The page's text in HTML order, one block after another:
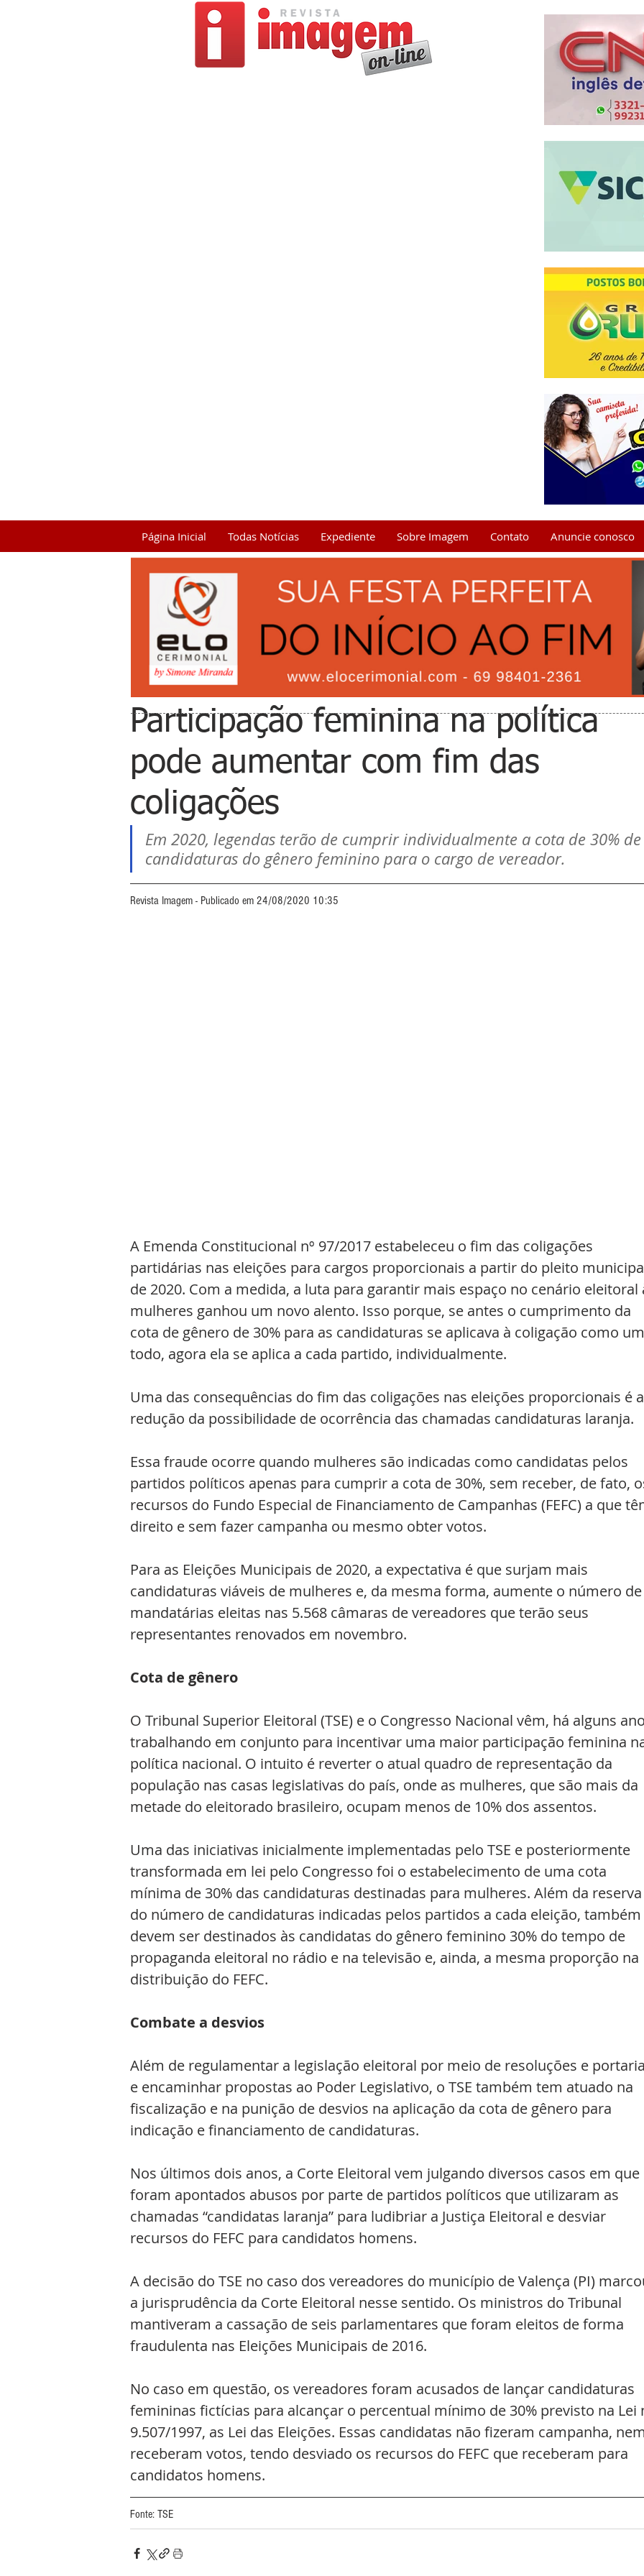
Página Inicial Todas Notícias Expediente Sobre Imagem Contato Anuncie conosco
Participação feminina na política
pode aumentar com fim das
coligações
Em 2020, legendas terão de cumprir individualmente a cota de 30%
candidaturas do gênero feminino para o cargo de vereador.
Revista Imagem - Publicado em 24/08/2020 10:35
A Emenda Constitucional nº 97/2017 estabeleceu o fim das coligações
partidárias nas eleições para cargos proporcionais a partir do pleito
de 2020. Com a medida, a luta para garantir mais espaço no cenário
mulheres ganhou um novo alento. Isso porque, se antes o cumprimento da
cota de gênero de 30% para as candidaturas se aplicava à coligação como
todo, agora ela se aplica a cada partido, individualmente.
Uma das consequências do fim das coligações nas eleições proporcionais é
redução da possibilidade de ocorrência das chamadas candidaturas laranja.
Essa fraude ocorre quando mulheres são indicadas como candidatas pelos
partidos políticos apenas para cumprir a cota de 30%, sem receber, de fato,
recursos do Fundo Especial de Financiamento de Campanhas (FEFC) a que
direito e sem fazer campanha ou mesmo obter votos.
Para as Eleições Municipais de 2020, a expectativa é que surjam mais
candidaturas viáveis de mulheres e, da mesma forma, aumente o número
mandatárias eleitas nas 5.568 câmaras de vereadores que terão seus
representantes renovados em novembro.
Cota de gênero
O Tribunal Superior Eleitoral (TSE) e o Congresso Nacional vêm, há alguns
trabalhando em conjunto para incentivar uma maior participação feminina
política nacional. O intuito é reverter o atual quadro de representação da
população nas casas legislativas do país, onde as mulheres, que são mais da
metade do eleitorado brasileiro, ocupam menos de 10% dos assentos.
Uma das iniciativas inicialmente implementadas pelo TSE e posteriormente
transformada em lei pelo Congresso foi o estabelecimento de uma cota
mínima de 30% das candidaturas destinadas para mulheres. Além da
do número de candidaturas indicadas pelos partidos a cada eleição, também
devem ser destinados às candidatas do gênero feminino 30% do tempo de
propaganda eleitoral no rádio e na televisão e, ainda, a mesma proporção na
distribuição do FEFC.
Combate a desvios
Além de regulamentar a legislação eleitoral por meio de resoluções e
e encaminhar propostas ao Poder Legislativo, o TSE também tem atuado na
fiscalização e na punição de desvios na aplicação da cota de gênero para
indicação e financiamento de candidaturas.
Nos últimos dois anos, a Corte Eleitoral vem julgando diversos casos em que
foram apontados abusos por parte de partidos políticos que utilizaram as
chamadas “candidatas laranja” para ludibriar a Justiça Eleitoral e desviar
recursos do FEFC para candidatos homens.
A decisão do TSE no caso dos vereadores do município de Valença (PI)
a jurisprudência da Corte Eleitoral nesse sentido. Os ministros do Tribunal
mantiveram a cassação de seis parlamentares que foram eleitos de forma
fraudulenta nas Eleições Municipais de 2016.
No caso em questão, os vereadores foram acusados de lançar candidaturas
femininas fictícias para alcançar o percentual mínimo de 30% previsto na Lei
9.507/1997, as Lei das Eleições. Essas candidatas não fizeram campanha,
receberam votos, tendo desviado os recursos do FEFC que receberam para
candidatos homens.
Fonte: TSE